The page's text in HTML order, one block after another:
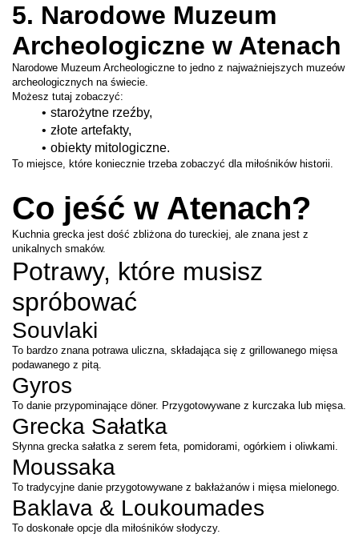
5. Narodowe Muzeum
Archeologiczne w Atenach
Narodowe Muzeum Archeologiczne to jedno z najważniejszych muzeów
archeologicznych na świecie.
Możesz tutaj zobaczyć:
starożytne rzeźby,
złote artefakty,
obiekty mitologiczne.
To miejsce, które koniecznie trzeba zobaczyć dla miłośników historii.
Co jeść w Atenach?
Kuchnia grecka jest dość zbliżona do tureckiej, ale znana jest z
unikalnych smaków.
Potrawy, które musisz
spróbować
Souvlaki
To bardzo znana potrawa uliczna, składająca się z grillowanego mięsa
podawanego z pitą.
Gyros
To danie przypominające döner. Przygotowywane z kurczaka lub mięsa.
Grecka Sałatka
Słynna grecka sałatka z serem feta, pomidorami, ogórkiem i oliwkami.
Moussaka
To tradycyjne danie przygotowywane z bakłażanów i mięsa mielonego.
Baklava & Loukoumades
To doskonałe opcje dla miłośników słodyczy.